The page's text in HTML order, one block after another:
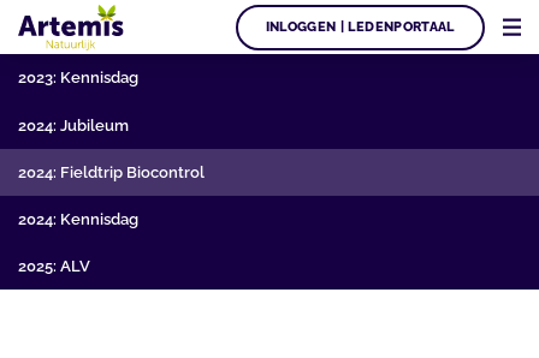
INLOGGEN | LEDENPORTAAL
2023: Kennisdag
2024: Jubileum
2024: Fieldtrip Biocontrol
2024: Kennisdag
2025: ALV